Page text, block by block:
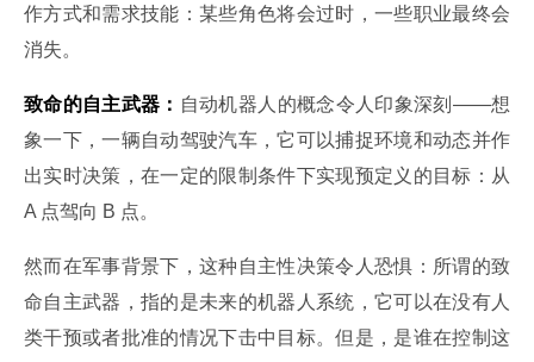
作方式和需求技能：某些角色将会过时，一些职业最终会
消失。
致命的自主武器： 自动机器人的概念令人印象深刻——想
象一下，一辆自动驾驶汽车，它可以捕捉环境和动态并作
出实时决策，在一定的限制条件下实现预定义的目标：从
A 点驾向 B 点。
然而在军事背景下，这种自主性决策令人恐惧：所谓的致
命自主武器，指的是未来的机器人系统，它可以在没有人
类干预或者批准的情况下击中目标。但是，是谁在控制这